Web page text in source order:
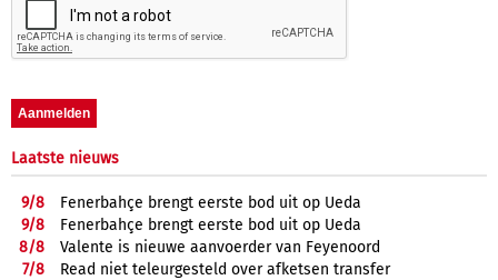
Laatste nieuws
9/8
Fenerbahçe brengt eerste bod uit op Ueda
9/8
Fenerbahçe brengt eerste bod uit op Ueda
8/8
Valente is nieuwe aanvoerder van Feyenoord
7/8
Read niet teleurgesteld over afketsen transfer